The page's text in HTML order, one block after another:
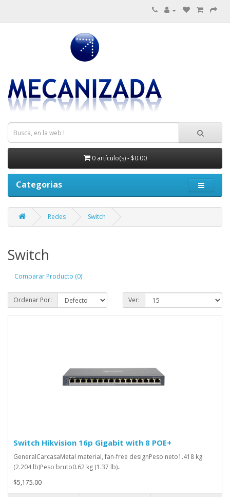
0 artículo(s) - $0.00
Categorias
Redes Switch
Switch
Comparar Producto (0)
Ordenar Por: Ver:
Switch Hikvision 16p Gigabit with 8 POE+
GeneralCarcasaMetal material, fan-free designPeso neto1.418 kg
(2.204 lb)Peso bruto0.62 kg (1.37 lb)..
$5,175.00